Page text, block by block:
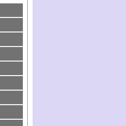
中心と
はどん
ら工
展開
と応
索か
めざ